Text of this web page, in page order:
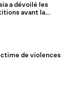
a dévoilé les
avant la
Flammes
de violences